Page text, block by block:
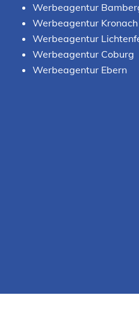
Werbeagentur
Werbeagentur Kronach
Werbeagentur
Werbeagentur Coburg
Werbeagentur Ebern